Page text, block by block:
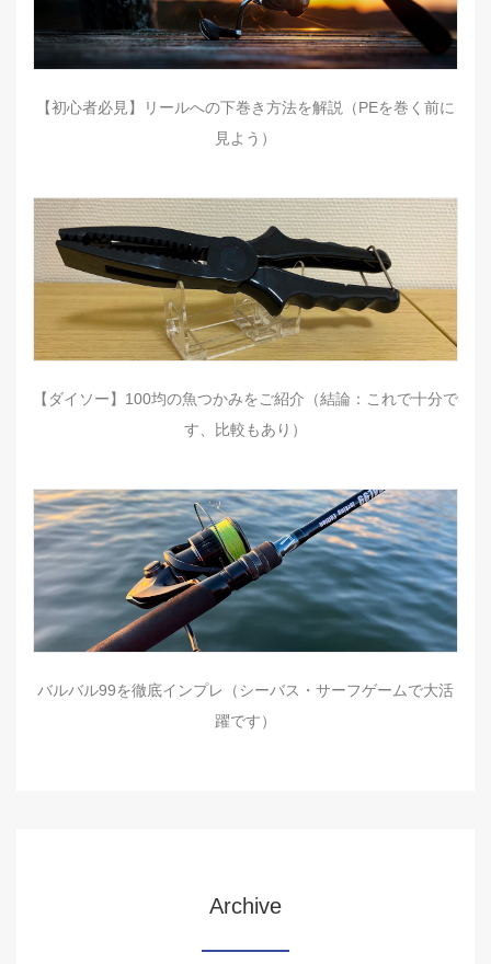
【初心者必見】リールへの下巻き方法を解説（PEを巻く前に
見よう）
【ダイソー】100均の魚つかみをご紹介（結論：これで十分で
す、比較もあり）
バルバル99を徹底インプレ（シーバス・サーフゲームで大活
躍です）
Archive